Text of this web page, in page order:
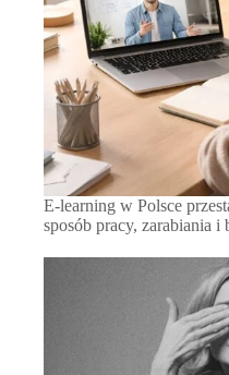
E-learning w Polsce
sposób pracy, zarabiania i